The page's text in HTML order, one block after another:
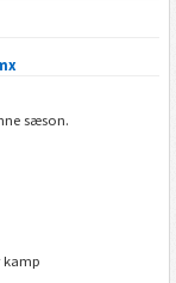
sæson.
kamp